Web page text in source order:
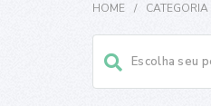
HOME / CATEGORIA